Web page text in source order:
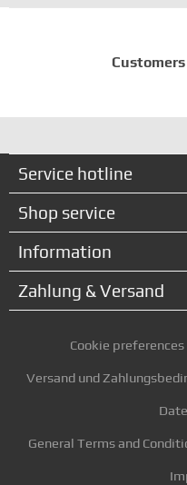
Service hotline
Shop service
Information
Zahlung & Versand
Cookie preferences
Versand und
General Terms and